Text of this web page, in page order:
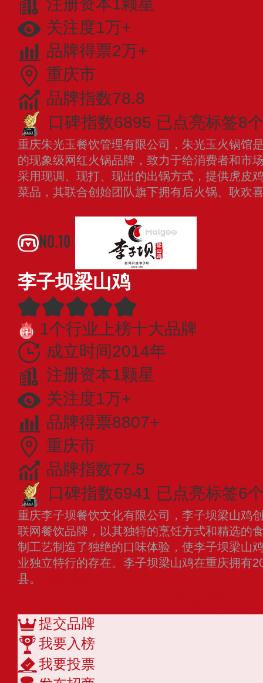
注册资本1颗星
关注度1万+
品牌得票2万+
重庆市
品牌指数78.8
口碑指数6895 已点亮标签8
重庆朱光玉餐饮管理有限公司，朱光玉火锅馆
的现象级网红火锅品牌，致力于给消费者和市
采用现调、现打、现出的出锅方式，提供虎皮
菜品，其联合创始团队旗下拥有后火锅、耿欢
NO.10
李子坝梁山鸡
1个行业上榜十大品牌
成立时间2014年
注册资本1颗星
关注度1万+
品牌得票8807+
重庆市
品牌指数77.5
口碑指数6941 已点亮标签6
重庆李子坝餐饮文化有限公司，李子坝梁山鸡
联网餐饮品牌，以其独特的烹饪方式和精选的
制工艺制造了独绝的口味体验，使李子坝梁山
业独立特行的存在。李子坝梁山鸡在重庆拥有
县。
提交品牌
我要入榜
我要投票